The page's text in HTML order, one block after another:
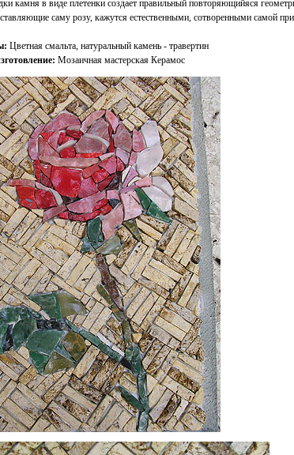
камня в виде плетенки создает правильный повторяющийяся
саму розу, кажутся естественными, сотворенными самой
Цветная смальта, натуральный камень - травертин
Мозаичная мастерская Керамос